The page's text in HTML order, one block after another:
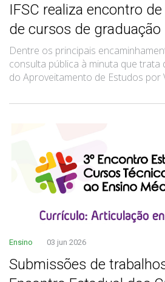
IFSC realiza encontro
de cursos de graduação
Dentre os principais
consulta pública à minuta que
do Aproveitamento de Estudos por
Ensino 03 jun 2026
Submissões de